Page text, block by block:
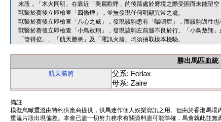
末段，「木火同明」在靠近「美麗歡呼」的後蹄處於窘境之際受困而未能望
獸醫於賽後立即檢查「四條煙」，並無發現任何明顯異常之處。
獸醫於賽後立即檢查「八心之威」，發現該駒患有「喘鳴症」，而該駒過往
獸醫於賽後立即檢查「小鳥敖翔」，發現該駒左前腿不良於行。「小鳥敖翔
「管得掂」、「航天勝將」及「電訊火箭」均須抽取樣本檢驗。
勝出馬匹血統
航天勝將
父系: Ferlax
母系: Zaire
備註
模擬鳥瞰重溫由特約供應商提供，供馬迷作個人娛樂資訊之用。但由於香港馬
重溫片段出現偏差。本會已盡一切努力務求有關資料盡可能準確，馬會就此並